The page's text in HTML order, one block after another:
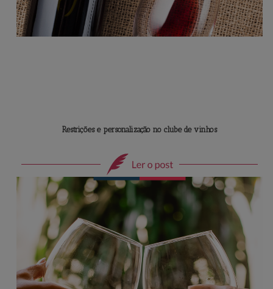
Restrições e personalização no clube de vinhos